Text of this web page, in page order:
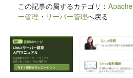
この記事の属するカテゴリ：Apache
ー管理 ・サーバー管理へ戻る